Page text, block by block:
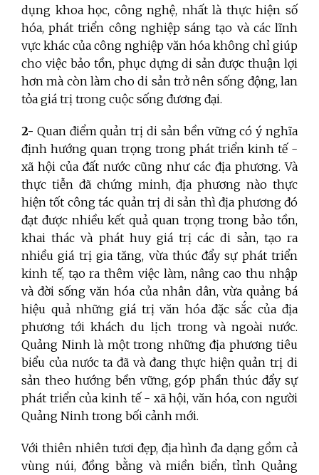
dụng khoa học, công nghệ, nhất là thực hiện số
hóa, phát triển công nghiệp sáng tạo và các lĩnh
vực khác của công nghiệp văn hóa không chỉ giúp
cho việc bảo tồn, phục dựng di sản được thuận lợi
hơn mà còn làm cho di sản trở nên sống động, lan
tỏa giá trị trong cuộc sống đương đại.
2- Quan điểm quản trị di sản bền vững có ý nghĩa
định hướng quan trọng trong phát triển kinh tế -
xã hội của đất nước cũng như các địa phương. Và
thực tiễn đã chứng minh, địa phương nào thực
hiện tốt công tác quản trị di sản thì địa phương đó
đạt được nhiều kết quả quan trọng trong bảo tồn,
khai thác và phát huy giá trị các di sản, tạo ra
nhiều giá trị gia tăng, vừa thúc đẩy sự phát triển
kinh tế, tạo ra thêm việc làm, nâng cao thu nhập
và đời sống văn hóa của nhân dân, vừa quảng bá
hiệu quả những giá trị văn hóa đặc sắc của địa
phương tới khách du lịch trong và ngoài nước.
Quảng Ninh là một trong những địa phương tiêu
biểu của nước ta đã và đang thực hiện quản trị di
sản theo hướng bền vững, góp phần thúc đẩy sự
phát triển của kinh tế - xã hội, văn hóa, con người
Quảng Ninh trong bối cảnh mới.
Với thiên nhiên tươi đẹp, địa hình đa dạng gồm cả
vùng núi, đồng bằng và miền biển, tỉnh Quảng